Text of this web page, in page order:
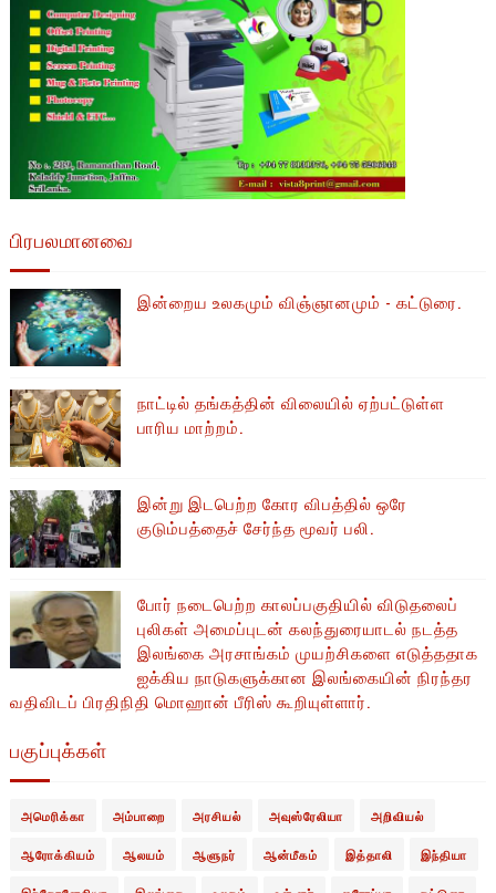
பிரபலமானவை
இன்றைய உலகமும் விஞ்ஞானமும் - கட்டுரை.
நாட்டில் தங்கத்தின் விலையில் ஏற்பட்டுள்ள
பாரிய மாற்றம்.
இன்று இடபெற்ற கோர விபத்தில் ஒரே
குடும்பத்தைச் சேர்ந்த மூவர் பலி.
போர் நடைபெற்ற காலப்பகுதியில் ​​விடுதலைப்
புலிகள் அமைப்புடன் கலந்துரையாடல் நடத்த
இலங்கை அரசாங்கம் முயற்சிகளை எடுத்ததாக
ஐக்கிய நாடுகளுக்கான இலங்கையின் நிரந்தர
வதிவிடப் பிரதிநிதி மொஹான் பீரிஸ் கூறியுள்ளார்.
பகுப்புக்கள்
அமெரிக்கா அம்பாறை அரசியல் அவுஸ்ரேலியா அறிவியல்
ஆரோக்கியம் ஆலயம் ஆளுநர் ஆன்மீகம் இத்தாலி இந்தியா